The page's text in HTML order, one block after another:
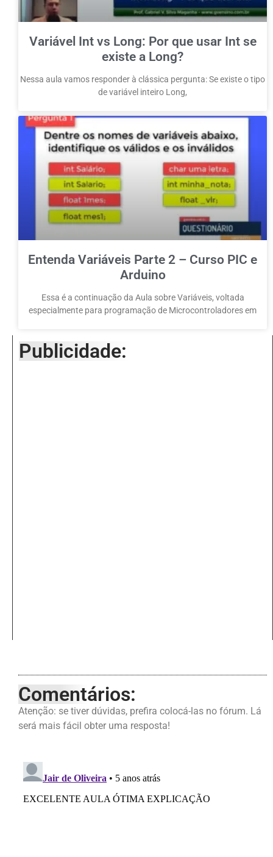
Variável Int vs Long: Por que usar Int se
existe a Long?
Nessa aula vamos responder à clássica pergunta: Se existe o tipo
de variável inteiro Long,
Entenda Variáveis Parte 2 – Curso PIC e
Arduino
Essa é a continuação da Aula sobre Variáveis, voltada
especialmente para programação de Microcontroladores em
Publicidade:
Comentários:
Atenção: se tiver dúvidas, prefira colocá-las no fórum. Lá
será mais fácil obter uma resposta!